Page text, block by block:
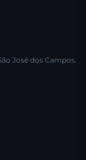
José dos Campos.